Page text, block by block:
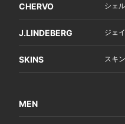
CHERVO シェ
J.LINDEBERG ジェ
SKINS スキ
MEN